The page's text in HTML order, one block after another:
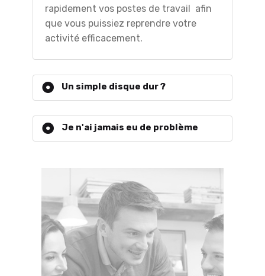
rapidement vos postes de travail afin
que vous puissiez reprendre votre
activité efficacement.
Un simple disque dur ?
Je n'ai jamais eu de problème